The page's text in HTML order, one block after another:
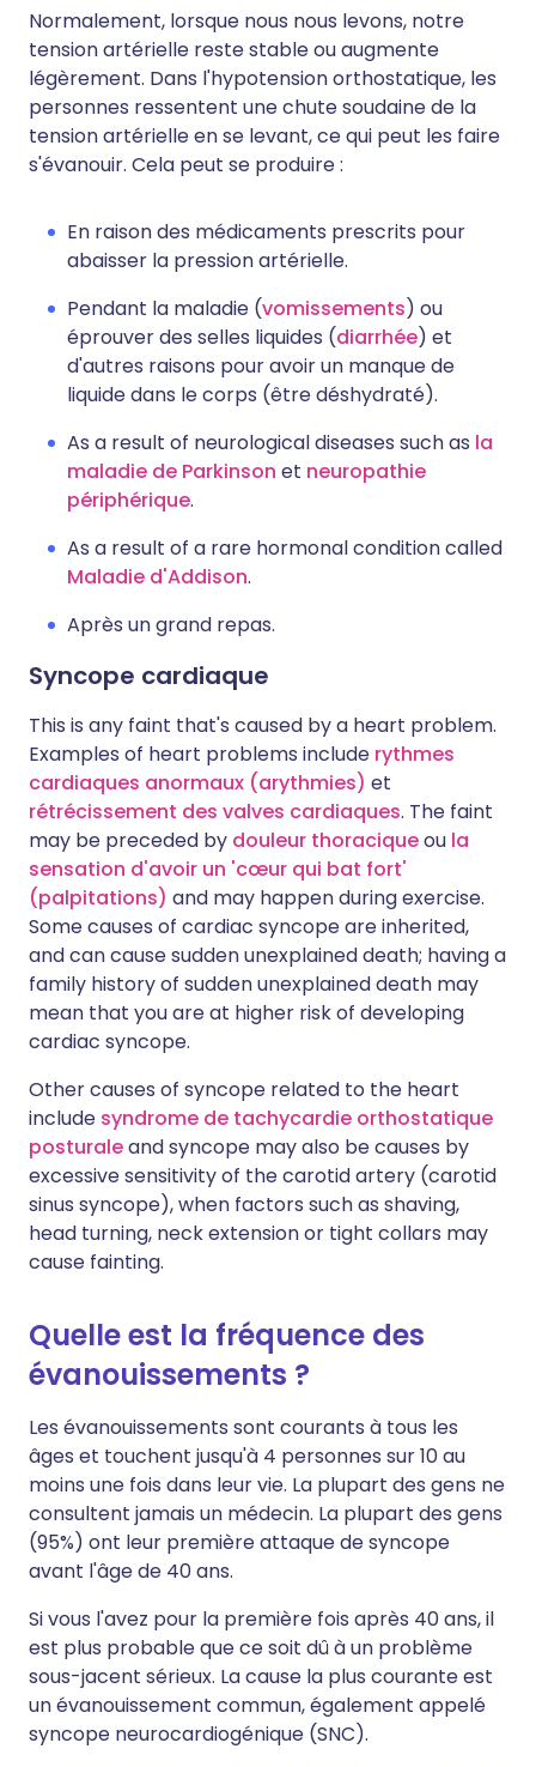
Normalement, lorsque nous nous levons, notre
tension artérielle reste stable ou augmente
légèrement. Dans l'hypotension orthostatique, les
personnes ressentent une chute soudaine de la
tension artérielle en se levant, ce qui peut les faire
s'évanouir. Cela peut se produire :
En raison des médicaments prescrits pour
abaisser la pression artérielle.
Pendant la maladie (vomissements) ou
éprouver des selles liquides (diarrhée) et
d'autres raisons pour avoir un manque de
liquide dans le corps (être déshydraté).
As a result of neurological diseases such as la
maladie de Parkinson et neuropathie
périphérique.
As a result of a rare hormonal condition called
Maladie d'Addison.
Après un grand repas.
Syncope cardiaque
This is any faint that's caused by a heart problem.
Examples of heart problems include rythmes
cardiaques anormaux (arythmies) et
rétrécissement des valves cardiaques. The faint
may be preceded by douleur thoraciqueou la
sensation d'avoir un 'cœur qui bat fort'
(palpitations) and may happen during exercise.
Some causes of cardiac syncope are inherited,
and can cause sudden unexplained death; having a
family history of sudden unexplained death may
mean that you are at higher risk of developing
cardiac syncope.
Other causes of syncope related to the heart
include syndrome de tachycardie orthostatique
posturaleand syncope may also be causes by
excessive sensitivity of the carotid artery (carotid
sinus syncope), when factors such as shaving,
head turning, neck extension or tight collars may
cause fainting.
Quelle est la fréquence des
évanouissements ?
Les évanouissements sont courants à tous les
âges et touchent jusqu'à 4 personnes sur 10 au
moins une fois dans leur vie. La plupart des gens ne
consultent jamais un médecin. La plupart des gens
(95%) ont leur première attaque de syncope
avant l'âge de 40 ans.
Si vous l'avez pour la première fois après 40 ans, il
est plus probable que ce soit dû à un problème
sous-jacent sérieux. La cause la plus courante est
un évanouissement commun, également appelé
syncope neurocardiogénique (SNC).